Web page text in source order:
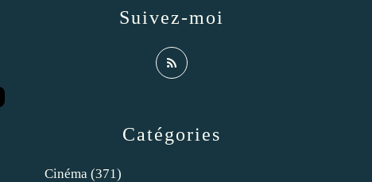
Catégories
Cinéma (371)
Suivez-moi